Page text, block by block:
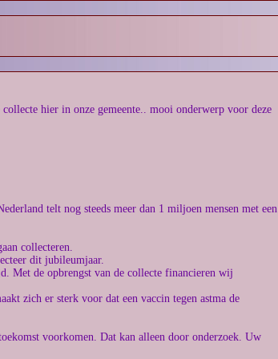
hier in onze gemeente.. mooi onderwerp voor deze
telt nog steeds meer dan 1 miljoen mensen met een
collecteren.
dit jubileumjaar.
Met de opbrengst van de collecte financieren wij
zich er sterk voor dat een vaccin tegen astma de
voorkomen. Dat kan alleen door onderzoek. Uw